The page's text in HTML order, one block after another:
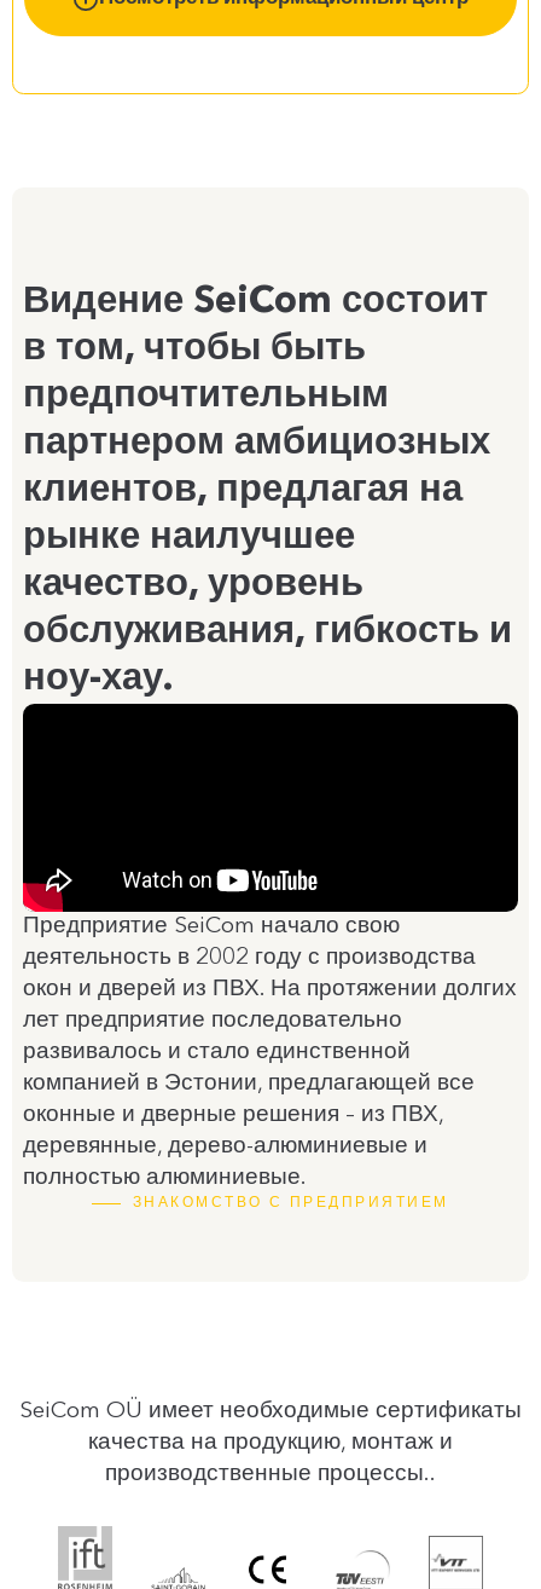
Видение SeiCom состоит
в том, чтобы быть
предпочтительным
партнером амбициозных
клиентов, предлагая на
рынке наилучшее
качество, уровень
обслуживания, гибкость и
ноу-хау.
Предприятие SeiCom начало свою
деятельность в 2002 году с производства
окон и дверей из ПВХ. На протяжении долгих
лет предприятие последовательно
развивалось и стало единственной
компанией в Эстонии, предлагающей все
оконные и дверные решения – из ПВХ,
деревянные, дерево-алюминиевые и
полностью алюминиевые.
ЗНАКОМСТВО С ПРЕДПРИЯТИЕМ
SeiCom OÜ имеет необходимые сертификаты
качества на продукцию, монтаж и
производственные процессы..